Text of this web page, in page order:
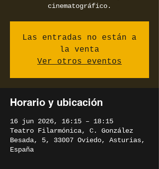
cinematográfico.
Las entradas no están a
la venta
Ver otros eventos
Horario y ubicación
16 jun 2026, 16:15 – 18:15
Teatro Filarmónica, C. González
Besada, 5, 33007 Oviedo, Asturias,
España